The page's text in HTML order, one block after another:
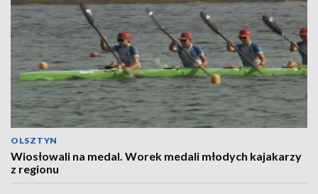
OLSZTYN
Wiosłowali na medal. Worek medali młodych kajakarzy
z regionu